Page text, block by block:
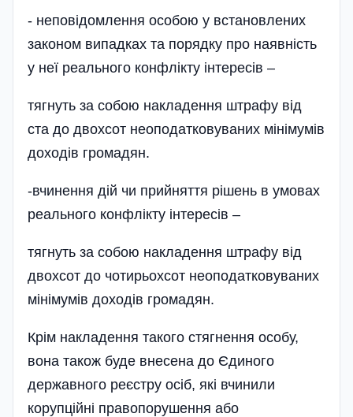
- неповідомлення особою у встановлених
законом випадках та порядку про наявність
у неї реального конфлікту інтересів –
тягнуть за собою накладення штрафу від
ста до двохсот неоподатковуваних мінімумів
доходів громадян.
-вчинення дій чи прийняття рішень в умовах
реального конфлікту інтересів –
тягнуть за собою накладення штрафу від
двохсот до чотирьохсот неоподатковуваних
мінімумів доходів громадян.
Крім накладення такого стягнення особу,
вона також буде внесена до Єдиного
державного реєстру осіб, які вчинили
корупційні правопорушення або